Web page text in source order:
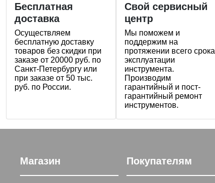
Бесплатная
доставка
Осуществляем
бесплатную доставку
товаров без скидки при
заказе от 20000 руб. по
Санкт-Петербургу или
при заказе от 50 тыс.
руб. по России.
Свой сервисный
центр
Мы поможем и
поддержим на
протяжении всего срока
эксплуатации
инструмента.
Производим
гарантийный и пост-
гарантийный ремонт
инструментов.
Магазин Покупателям